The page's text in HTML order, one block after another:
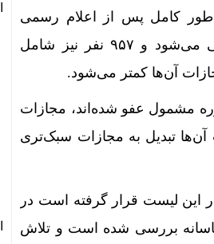
از این افراد، پرونده تعداد ۷۴۸ نفر به طور کامل پس از اعلام رسمی
مختومه می‌شود یا اگر در زندان هستند آزاد و پرونده آنها بایگانی می‌شود و ۹۵۷ نفر نیز شامل
آن‌ها کمتر می‌شود.
افرادی که در این دوره مشمول عفو شده‌اند، مجازات
تبدیل به مجازات سبک‌تری
این لیست قرار گرفته است در
بررسی شده است و تلاش